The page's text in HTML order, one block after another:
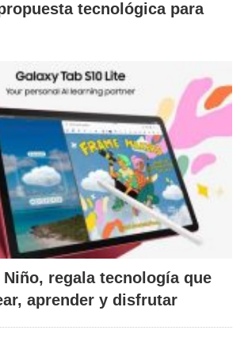
tecnológica para
Niño, regala tecnología que
aprender y disfrutar